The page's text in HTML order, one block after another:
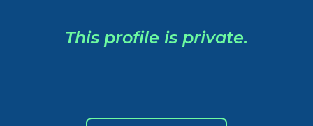
This profile is private.